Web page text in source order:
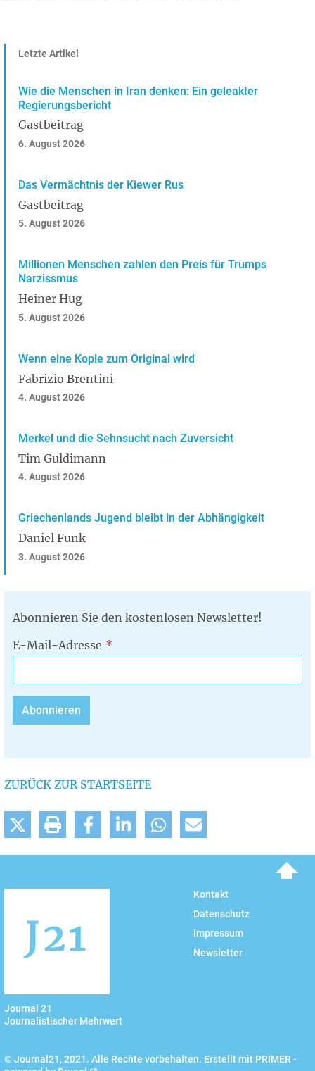
Letzte Artikel
Wie die Menschen in Iran denken: Ein geleakter
Regierungsbericht
Gastbeitrag
6. August 2026
Das Vermächtnis der Kiewer Rus
Gastbeitrag
5. August 2026
Millionen Menschen zahlen den Preis für Trumps
Narzissmus
Heiner Hug
5. August 2026
Wenn eine Kopie zum Original wird
Fabrizio Brentini
4. August 2026
Merkel und die Sehnsucht nach Zuversicht
Tim Guldimann
4. August 2026
Griechenlands Jugend bleibt in der Abhängigkeit
Daniel Funk
3. August 2026
Abonnieren Sie den kostenlosen Newsletter!
E-Mail-Adresse
ZURÜCK ZUR STARTSEITE
Journal 21
Journalistischer Mehrwert
Kontakt
Datenschutz
Impressum
Newsletter
© Journal21, 2021. Alle Rechte vorbehalten. Erstellt mit PRIMER -